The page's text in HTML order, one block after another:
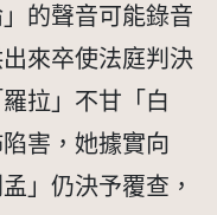
的聲音可能錄音
來卒使法庭判決
拉」不甘「白
害，她據實向
」仍決予覆查，